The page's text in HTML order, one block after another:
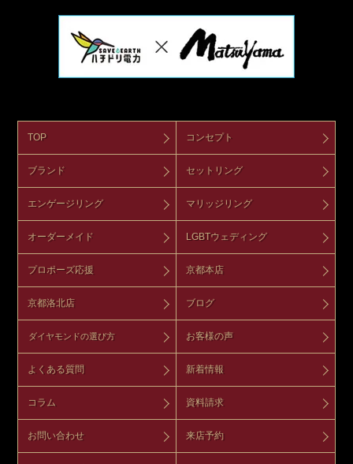
TOP コンセプト
ブランド セットリング
エンゲージリング マリッジリング
オーダーメイド LGBTウェディング
プロポーズ応援 京都本店
京都洛北店 ブログ
ダイヤモンドの選び方 お客様の声
よくある質問 新着情報
コラム 資料請求
お問い合わせ 来店予約